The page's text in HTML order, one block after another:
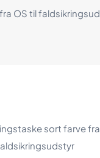
OS til
sort farve